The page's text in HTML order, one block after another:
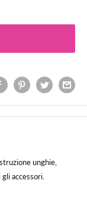
unghie,
accessori.